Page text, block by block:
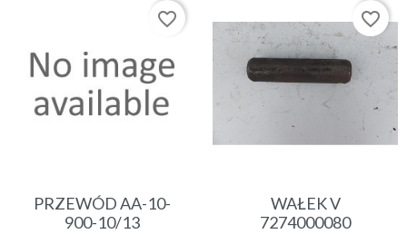
PRZEWÓD AA-10-
900-10/13
favorite_border
WAŁEK V
7274000080
favorite_border